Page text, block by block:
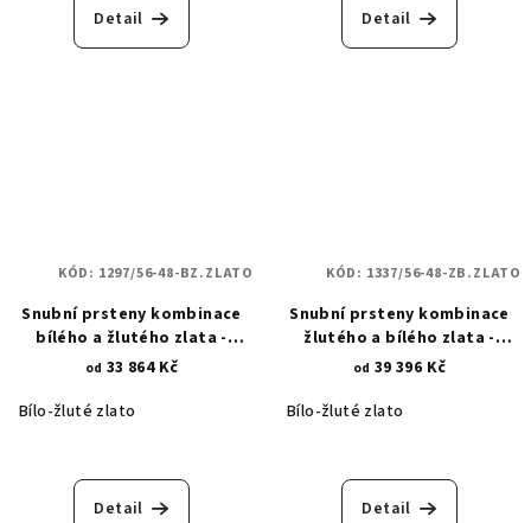
Detail Detail
Snubní prsteny kombinace
bílého a žlutého zlata -
diamatový brus - kytičky 1297
od 33 864 Kč
Bílo-žluté zlato
Detail
KÓD: 1297/56-48-BZ.ZLATO
Snubní prsteny kombinace
žlutého a bílého zlata -
geometrické květiny 1337
od 39 396 Kč
Bílo-žluté zlato
Detail
KÓD: 1337/56-48-ZB.ZLATO